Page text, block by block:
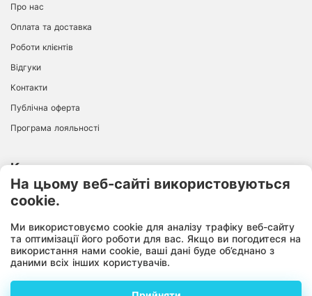
Про нас
Оплата та доставка
Роботи клієнтів
Відгуки
Контакти
Публічна оферта
Програма лояльності
Контакти
ІНТЕРНЕТ-МАГАЗИН
Пн-Пт: 10:00-18:00
На цьому веб-сайті використовуються
cookie.
Ми використовуємо cookie для аналізу трафіку веб-сайту
та оптимізації його роботи для вас. Якщо ви погодитеся на
використання нами cookie, ваші дані буде об’єднано з
даними всіх інших користувачів.